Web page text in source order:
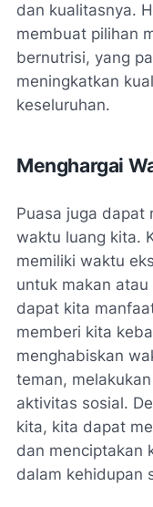
dan kualitasnya.
membuat pilihan
bernutrisi, yang
meningkatkan
keseluruhan.
Menghargai
Puasa juga dapat
waktu luang kita.
memiliki waktu
untuk makan
dapat kita
memberi kita
menghabiskan
teman,
aktivitas sosial.
kita, kita dapat
dan menciptakan
dalam kehidupan